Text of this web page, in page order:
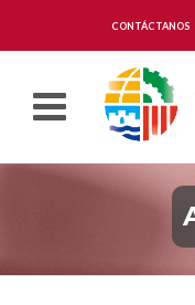
CONTÁCTANOS